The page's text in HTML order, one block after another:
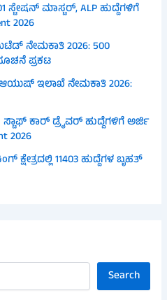
ಸ್ಟೇಷನ್ ಮಾಸ್ಟರ್, ALP ಹುದ್ದೆಗಳಿಗೆ
2026
ನೇಮಕಾತಿ 2026: 500
ಪ್ರಕಟ
ಆಯುಷ್ ಇಲಾಖೆ ನೇಮಕಾತಿ 2026:
ಕಾರ್ ಡ್ರೈವರ್ ಹುದ್ದೆಗಳಿಗೆ ಅರ್ಜಿ
2026
ಕ್ಷೇತ್ರದಲ್ಲಿ 11403 ಹುದ್ದೆಗಳ ಬೃಹತ್
Search